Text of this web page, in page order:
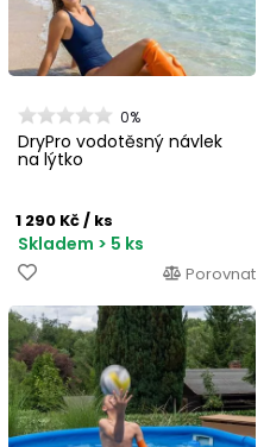
0%
DryPro vodotěsný návlek
na lýtko
1 290 Kč/ ks
Skladem > 5 ks
Porovnat